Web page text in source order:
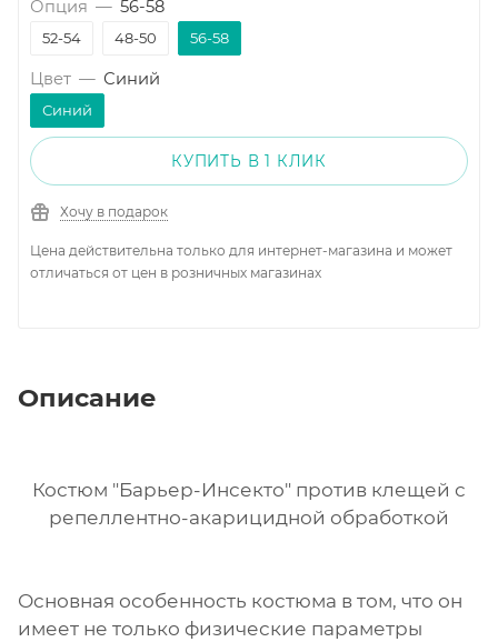
Опция — 56-58
52-54 48-50 56-58
Цвет — Синий
Синий
КУПИТЬ В 1 КЛИК
Хочу в подарок
Цена действительна только для интернет-магазина и может
отличаться от цен в розничных магазинах
Описание
Костюм "Барьер-Инсекто" против клещей с
репеллентно-акарицидной обработкой
Основная особенность костюма в том, что он
имеет не только физические параметры